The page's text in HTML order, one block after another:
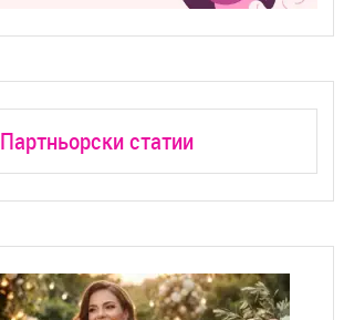
Партньорски статии